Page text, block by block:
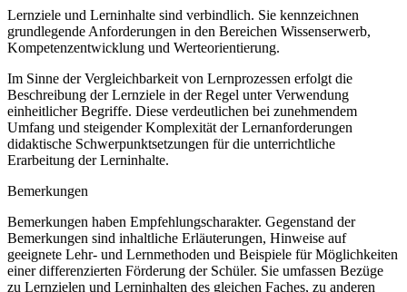
Lernziele und Lerninhalte sind verbindlich. Sie kennzeichnen
grundlegende Anforderungen in den Bereichen Wissenserwerb,
Kompetenzentwicklung und Werteorientierung.
Im Sinne der Vergleichbarkeit von Lernprozessen erfolgt die
Beschreibung der Lernziele in der Regel unter Verwendung
einheitlicher Begriffe. Diese verdeutlichen bei zunehmendem
Umfang und steigender Komplexität der Lernanforderungen
didaktische Schwerpunktsetzungen für die unterrichtliche
Erarbeitung der Lerninhalte.
Bemerkungen
Bemerkungen haben Empfehlungscharakter. Gegenstand der
Bemerkungen sind inhaltliche Erläuterungen, Hinweise auf
geeignete Lehr- und Lernmethoden und Beispiele für Möglichkeiten
einer differenzierten Förderung der Schüler. Sie umfassen Bezüge
zu Lernzielen und Lerninhalten des gleichen Faches, zu anderen